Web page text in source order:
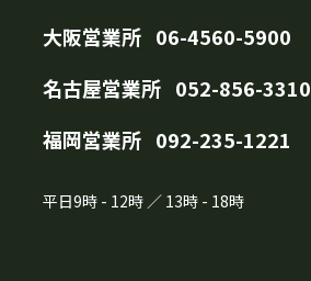
大阪営業所 06-4560-5900
名古屋営業所 052-856-3310
福岡営業所 092-235-1221
平日9時- 12時／ 13時- 18時